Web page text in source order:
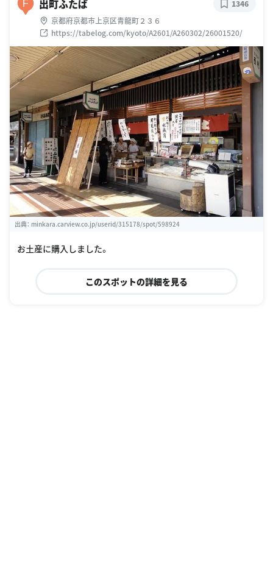
F 出町ふたば
京都府京都市上京区青龍町２３６
https://tabelog.com/kyoto/A2601/A260302/26001520/
1346
出典： minkara.carview.co.jp/userid/315178/spot/598924
お土産に購入しました。
このスポットの詳細を見る